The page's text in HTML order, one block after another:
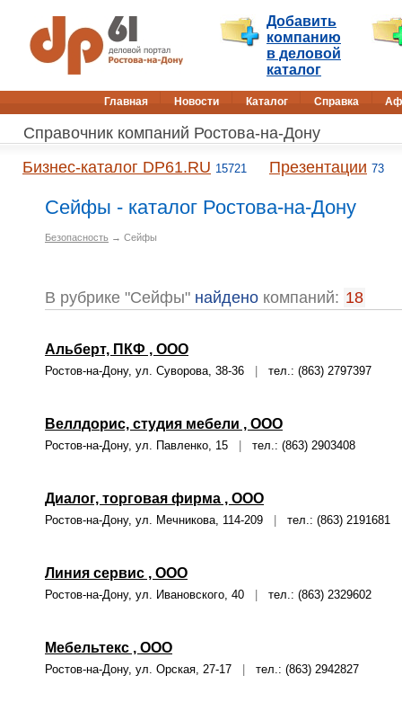
Добавить
компанию
в деловой
каталог
Главная Новости Каталог Справка
Справочник компаний Ростова-на-Дону
Бизнес-каталог DP61.RU 15721 Презентации 73
Сейфы - каталог Ростова-на-Дону
Безопасность → Сейфы
В рубрике "Сейфы" найдено компаний: 18
Альберт, ПКФ , ООО
Ростов-на-Дону, ул. Суворова, 38-36 тел.: (863) 2797397
Веллдорис, студия мебели , ООО
Ростов-на-Дону, ул. Павленко, 15 тел.: (863) 2903408
Диалог, торговая фирма , ООО
Ростов-на-Дону, ул. Мечникова, 114-209 тел.: (863) 2191681
Линия сервис , ООО
Ростов-на-Дону, ул. Ивановского, 40 тел.: (863) 2329602
Мебельтекс , ООО
Ростов-на-Дону, ул. Орская, 27-17 тел.: (863) 2942827